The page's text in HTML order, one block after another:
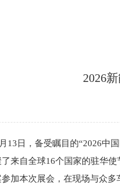
2026
日，备受瞩目的“2026中国
来自全球16个国家的驻华
加本次展会，在现场与众多